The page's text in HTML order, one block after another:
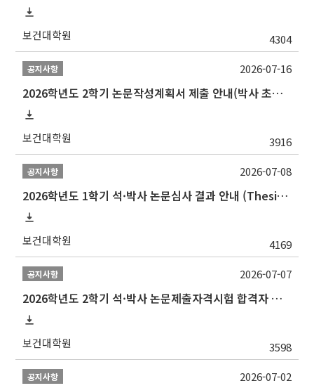
보건대학원 4304
공지사항
2026학년도 2학기 논문작성계획서 제출 안내(박사 초심 일정 포함)_Thesis Proposal
보건대학원 3916
2026-07-16
공지사항
2026학년도 1학기 석·박사 논문심사 결과 안내 (Thesis Defense Result)
보건대학원 4169
2026-07-08
공지사항
2026학년도 2학기 석·박사 논문제출자격시험 합격자 공고(TSQ Exam Result)
보건대학원 3598
2026-07-07
공지사항 2026-07-02